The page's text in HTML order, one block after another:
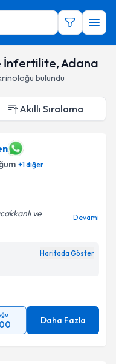
İnfertilite, Adana
bulundu
Akıllı Sıralama
+1diğer
ve
Devamı
Haritada Göster
Daha Fazla